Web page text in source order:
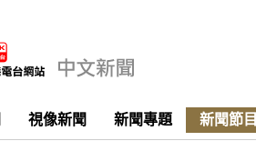
視像新聞 新聞專題 新聞節目